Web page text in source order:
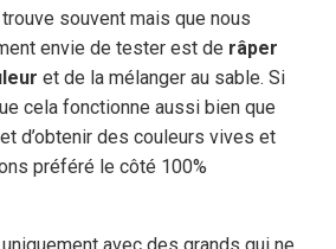
trouve souvent mais que nous
envie de tester est de râper
et de la mélanger au sable. Si
cela fonctionne aussi bien que
d’obtenir des couleurs vives et
préféré le côté 100%